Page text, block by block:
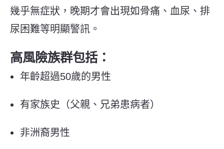
幾乎無症狀，晚期才會出現如骨痛、血尿、排
尿困難等明顯警訊。
高風險族群包括：
年齡超過50歲的男性
有家族史（父親、兄弟患病者）
非洲裔男性